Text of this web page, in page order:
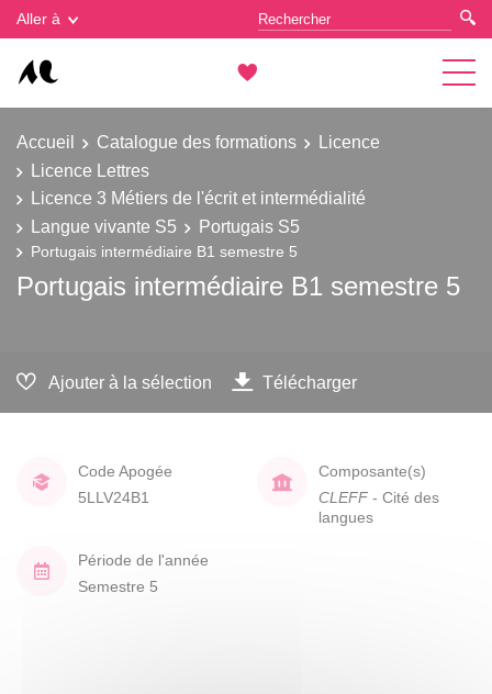
Aller à
Accueil Catalogue des formations
Licence
Licence Lettres
Licence 3 Métiers de l'écrit et intermédialité
Langue vivante S5
Portugais S5
Portugais intermédiaire B1 semestre 5
Portugais intermédiaire B1 semestre 5
Ajouter à la sélection Télécharger
Code Apogée
5LLV24B1
Composante(s)
CLEFF - Cité des
langues
Période de l'année
Semestre 5
Gestion des cookies